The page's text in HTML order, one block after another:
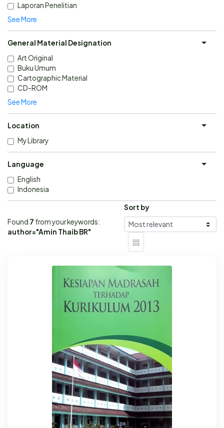
Laporan Penelitian
See More
General Material Designation
Art Original
Buku Umum
Cartographic Material
CD-ROM
See More
Location
My Library
Language
English
Indonesia
Found 7 from your keywords:
author="Amin Thaib BR"
Sort by